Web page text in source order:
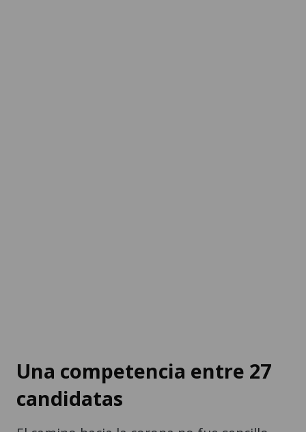
Una competencia entre 27
candidatas